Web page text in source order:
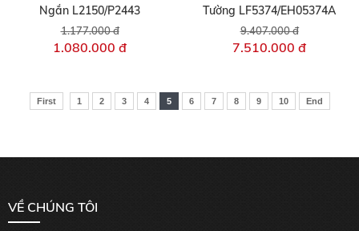
Ngắn L2150/P2443
1.177.000 đ
1.080.000 đ
Tường LF5374/EH05374A
9.407.000 đ
7.510.000 đ
First 1 2 3 4 5 6 7 8 9 10 End
VỀ CHÚNG TÔI